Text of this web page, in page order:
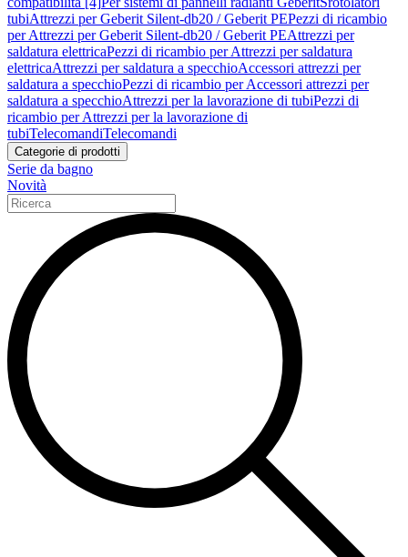
tubiAttrezzi per Geberit Silent-db20 / Geberit PEPezzi di ricambio
per Attrezzi per Geberit Silent-db20 / Geberit PEAttrezzi per
saldatura elettricaPezzi di ricambio per Attrezzi per saldatura
elettricaAttrezzi per saldatura a specchioAccessori attrezzi per
saldatura a specchioPezzi di ricambio per Accessori attrezzi per
saldatura a specchioAttrezzi per la lavorazione di tubiPezzi di
ricambio per Attrezzi per la lavorazione di
tubiTelecomandiTelecomandi
Categorie di prodotti
Serie da bagno
Novità